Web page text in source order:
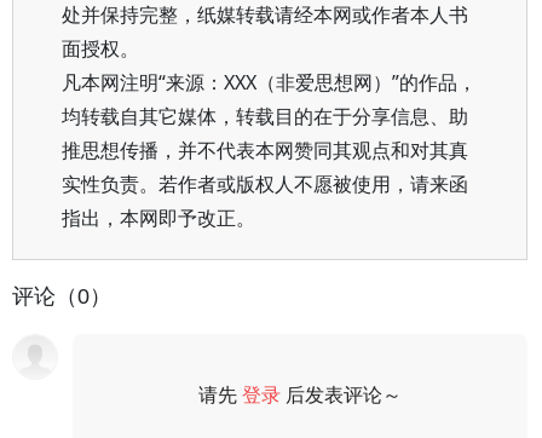
处并保持完整，纸媒转载请经本网或作者本人书
面授权。
凡本网注明“来源：XXX（非爱思想网）”的作品，
均转载自其它媒体，转载目的在于分享信息、助
推思想传播，并不代表本网赞同其观点和对其真
实性负责。若作者或版权人不愿被使用，请来函
指出，本网即予改正。
评论（0）
请先登录 后发表评论～